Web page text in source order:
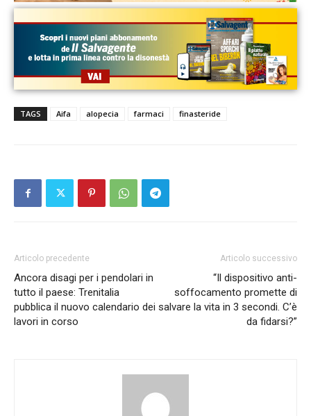
TAGS Aifa alopecia farmaci finasteride
Articolo precedente
Ancora disagi per i pendolari in
tutto il paese: Trenitalia
pubblica il nuovo calendario dei
lavori in corso
Articolo successivo
“Il dispositivo anti-
soffocamento promette di
salvare la vita in 3 secondi. C’è
da fidarsi?”